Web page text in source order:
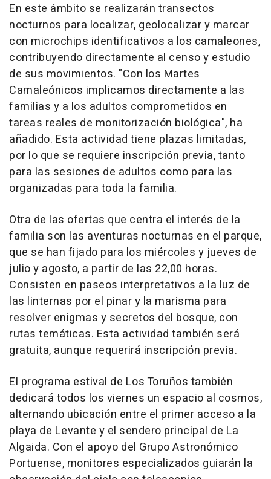
En este ámbito se realizarán transectos
nocturnos para localizar, geolocalizar y marcar
con microchips identificativos a los camaleones,
contribuyendo directamente al censo y estudio
de sus movimientos. "Con los Martes
Camaleónicos implicamos directamente a las
familias y a los adultos comprometidos en
tareas reales de monitorización biológica", ha
añadido. Esta actividad tiene plazas limitadas,
por lo que se requiere inscripción previa, tanto
para las sesiones de adultos como para las
organizadas para toda la familia.
Otra de las ofertas que centra el interés de la
familia son las aventuras nocturnas en el parque,
que se han fijado para los miércoles y jueves de
julio y agosto, a partir de las 22,00 horas.
Consisten en paseos interpretativos a la luz de
las linternas por el pinar y la marisma para
resolver enigmas y secretos del bosque, con
rutas temáticas. Esta actividad también será
gratuita, aunque requerirá inscripción previa.
El programa estival de Los Toruños también
dedicará todos los viernes un espacio al cosmos,
alternando ubicación entre el primer acceso a la
playa de Levante y el sendero principal de La
Algaida. Con el apoyo del Grupo Astronómico
Portuense, monitores especializados guiarán la